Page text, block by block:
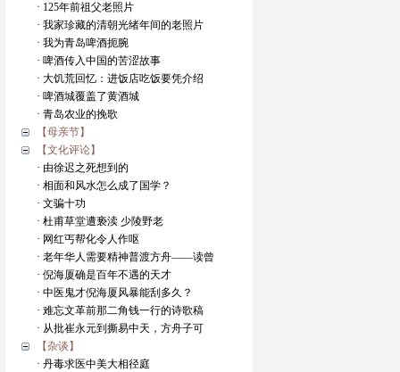
· 125年前祖父老照片
· 我家珍藏的清朝光绪年间的老照片
· 我为青岛啤酒扼腕
· 啤酒传入中国的苦涩故事
· 大饥荒回忆：进饭店吃饭要凭介绍
· 啤酒城覆盖了黄酒城
· 青岛农业的挽歌
【母亲节】
【文化评论】
· 由徐迟之死想到的
· 相面和风水怎么成了国学？
· 文骗十功
· 杜甫草堂遭亵渎 少陵野老
· 网红丐帮化令人作呕
· 老年华人需要精神普渡方舟——读曾
· 倪海厦确是百年不遇的天才
· 中医鬼才倪海厦风暴能刮多久？
· 难忘文革前那二角钱一行的诗歌稿
· 从批崔永元到撕易中天，方舟子可
【杂谈】
· 丹毒求医中美大相径庭